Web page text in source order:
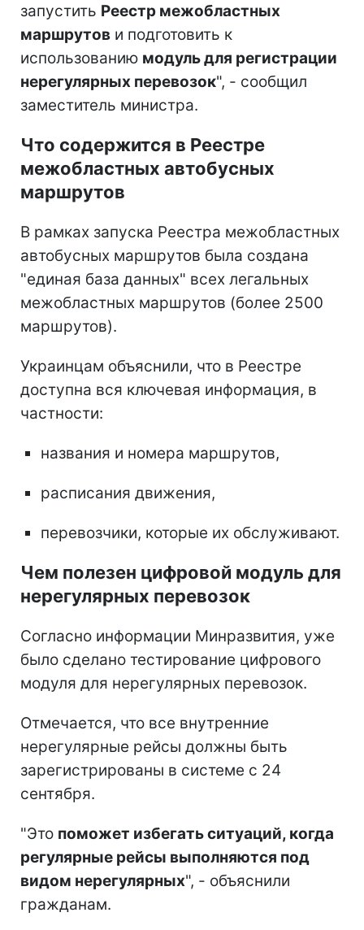
запустить Реестр межобластных
маршрутов и подготовить к
использованию модуль для регистрации
нерегулярных перевозок", - сообщил
заместитель министра.
Что содержится в Реестре
межобластных автобусных
маршрутов
В рамках запуска Реестра межобластных
автобусных маршрутов была создана
"единая база данных" всех легальных
межобластных маршрутов (более 2500
маршрутов).
Украинцам объяснили, что в Реестре
доступна вся ключевая информация, в
частности:
названия и номера маршрутов,
расписания движения,
перевозчики, которые их обслуживают.
Чем полезен цифровой модуль для
нерегулярных перевозок
Согласно информации Минразвития, уже
было сделано тестирование цифрового
модуля для нерегулярных перевозок.
Отмечается, что все внутренние
нерегулярные рейсы должны быть
зарегистрированы в системе с 24
сентября.
"Это поможет избегать ситуаций, когда
регулярные рейсы выполняются под
видом нерегулярных", - объяснили
гражданам.